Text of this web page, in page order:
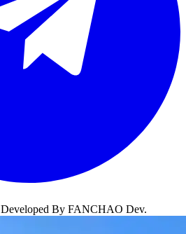
Developed By FANCHAO Dev.